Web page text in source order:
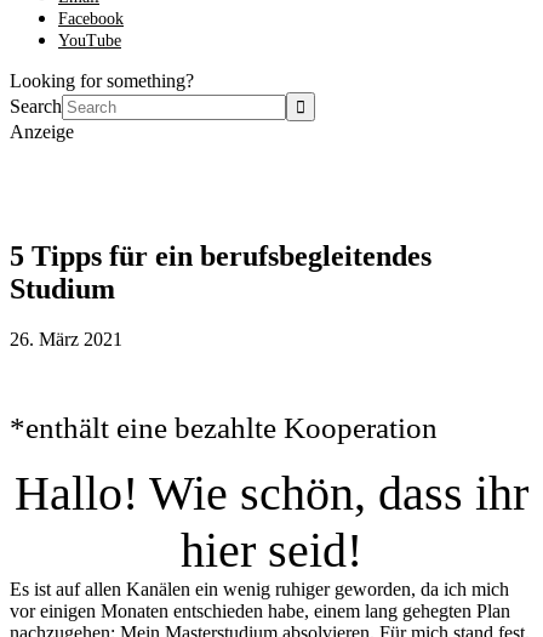
Facebook
YouTube
Looking for something?
Search
Anzeige
5 Tipps für ein berufsbegleitendes
Studium
26. März 2021
*enthält eine bezahlte Kooperation
Hallo! Wie schön, dass ihr
hier seid!
Es ist auf allen Kanälen ein wenig ruhiger geworden, da ich mich
vor einigen Monaten entschieden habe, einem lang gehegten Plan